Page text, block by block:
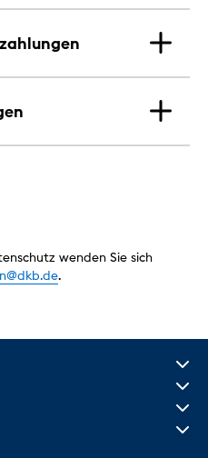
wenden Sie sich
.